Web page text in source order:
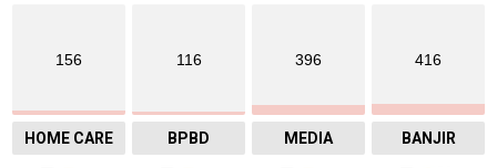
156
HOME CARE
116
BPBD
396
MEDIA
416
BANJIR